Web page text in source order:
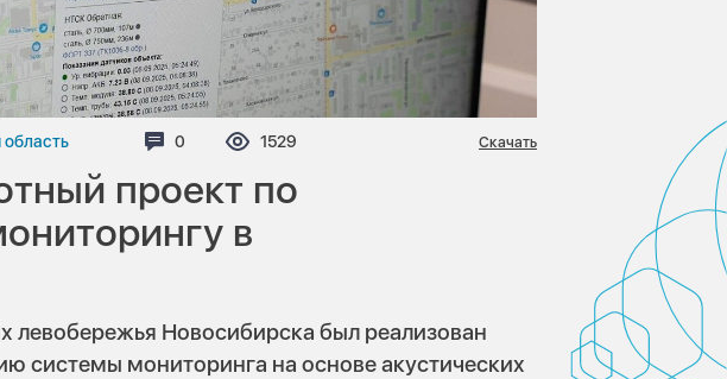
область Комментариев:
0 Просмотров:
1529 Скачать
проект по
в
левобережья Новосибирска был реализован
системы мониторинга на основе акустических